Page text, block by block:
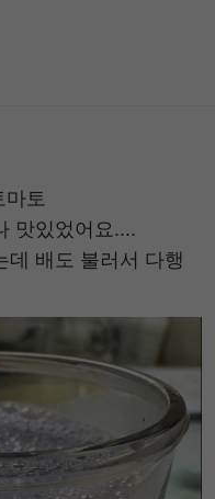
토
맛있었어요....
데 배도 불러서 다행